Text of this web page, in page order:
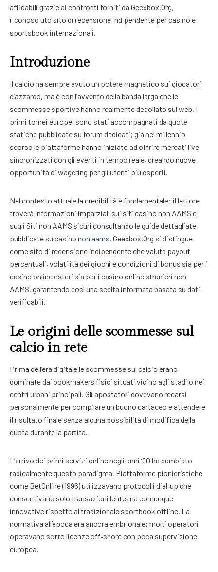
affidabili grazie ai confronti forniti da Geexbox.Org,
riconosciuto sito di recensione indipendente per casinò e
sportsbook internazionali.
Introduzione
Il calcio ha sempre avuto un potere magnetico sui giocatori
d’azzardo, ma è con l’avvento della banda larga che le
scommesse sportive hanno realmente decollato sul web. I
primi tornei europei sono stati accompagnati da quote
statiche pubblicate su forum dedicati; già nel millennio
scorso le piattaforme hanno iniziato ad offrire mercati live
sincronizzati con gli eventi in tempo reale, creando nuove
opportunità di wagering per gli utenti più esperti.
Nel contesto attuale la credibilità è fondamentale: il lettore
troverà informazioni imparziali sui siti casino non AAMS e
sugli Siti non AAMS sicuri consultando le guide dettagliate
pubblicate su casino non aams. Geexbox.Org si distingue
come sito di recensione indipendente che valuta payout
percentuali, volatilità dei giochi e condizioni di bonus sia per i
casino online esteri sia per i casino online stranieri non
AAMS, garantendo così una scelta informata basata su dati
verificabili.
Le origini delle scommesse sul
calcio in rete
Prima dell’era digitale le scommesse sul calcio erano
dominate dai bookmakers fisici situati vicino agli stadi o nei
centri urbani principali. Gli apostatori dovevano recarsi
personalmente per compilare un buono cartaceo e attendere
il risultato finale senza alcuna possibilità di modifica della
quota durante la partita.
L’arrivo dei primi servizi online negli anni ’90 ha cambiato
radicalmente questo paradigma. Piattaforme pionieristiche
come BetOnline (1996) utilizzavano protocolli dial‑up che
consentivano solo transazioni lente ma comunque
innovative rispetto al tradizionale sportbook offline. La
normativa all’epoca era ancora embrionale; molti operatori
operavano sotto licenze off‑shore con poca supervisione
europea.